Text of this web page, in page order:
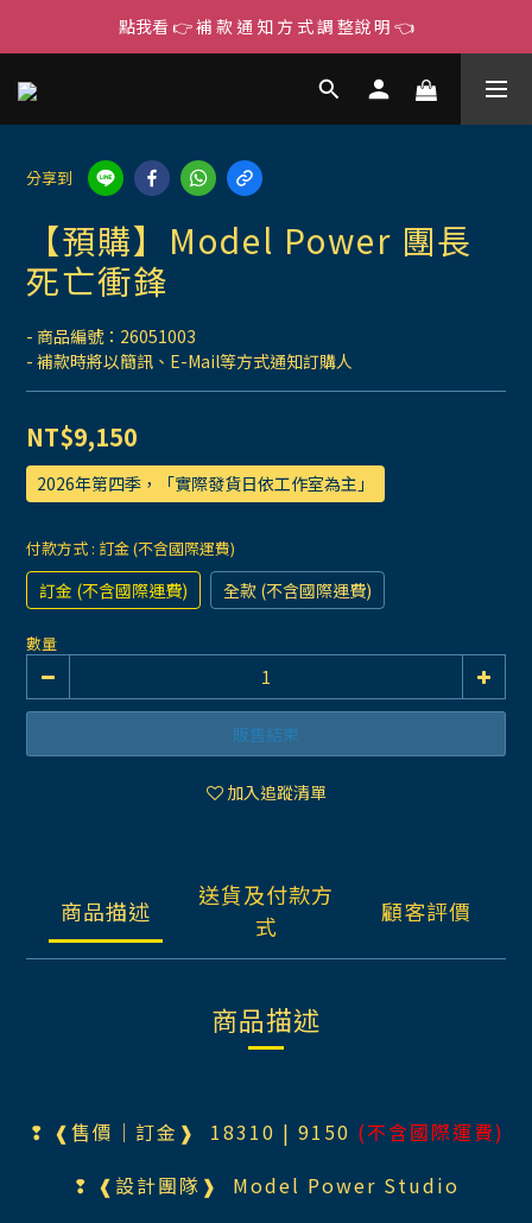
點我看 👉 補 款 通 知 方 式 調 整說 明 👈
分享到
【預購】Model Power 團長
死亡衝鋒
- 商品編號：26051003
- 補款時將以簡訊、E-Mail等方式通知訂購人
NT$9,150
2026年第四季，「實際發貨日依工作室為主」
付款方式 : 訂金 (不含國際運費)
訂金 (不含國際運費) 全款 (不含國際運費)
數量
販售結束
加入追蹤清單
商品描述
送貨及付款方
式
顧客評價
商品描述
❢ ❰售價｜訂金❱ 18310 | 9150 (不含國際運費)
❢ ❰設計團隊❱ Model Power Studio